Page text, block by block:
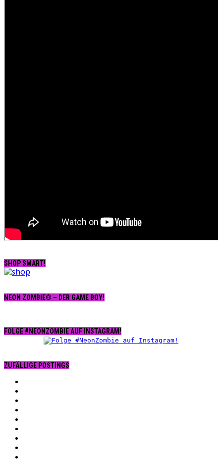
SHOP SMART!
NEON ZOMBIE® – DER GAME BOY!
FOLGE #NEONZOMBIE AUF INSTAGRAM!
ZUFÄLLIGE POSTINGS